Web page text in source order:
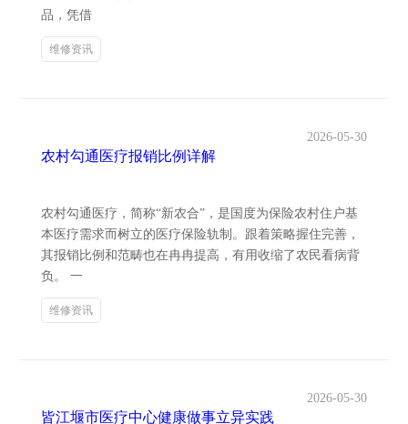
品，凭借
维修资讯
农村勾通医疗报销比例详解
2026-05-30
农村勾通医疗，简称“新农合”，是国度为保险农村住户基
本医疗需求而树立的医疗保险轨制。跟着策略握住完善，
其报销比例和范畴也在冉冉提高，有用收缩了农民看病背
负。 一
维修资讯
皆江堰市医疗中心健康做事立异实践
2026-05-30